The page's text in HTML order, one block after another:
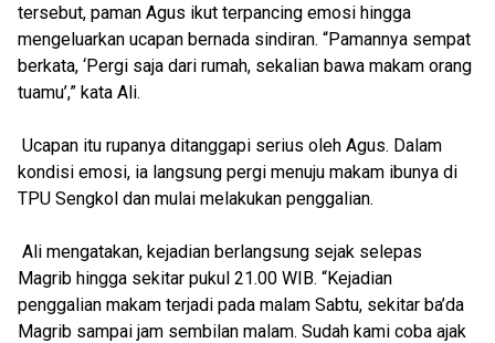
tersebut, paman Agus ikut terpancing emosi hingga
mengeluarkan ucapan bernada sindiran. “Pamannya sempat
berkata, ‘Pergi saja dari rumah, sekalian bawa makam orang
tuamu’,” kata Ali.
Ucapan itu rupanya ditanggapi serius oleh Agus. Dalam
kondisi emosi, ia langsung pergi menuju makam ibunya di
TPU Sengkol dan mulai melakukan penggalian.
Ali mengatakan, kejadian berlangsung sejak selepas
Magrib hingga sekitar pukul 21.00 WIB. “Kejadian
penggalian makam terjadi pada malam Sabtu, sekitar ba’da
Magrib sampai jam sembilan malam. Sudah kami coba ajak